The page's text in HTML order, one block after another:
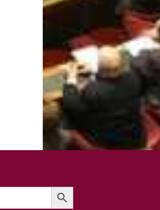
Search Button